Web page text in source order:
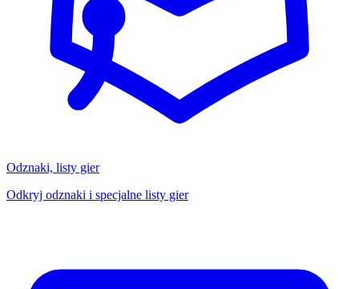
Odznaki, listy gier
Odkryj odznaki i specjalne listy gier